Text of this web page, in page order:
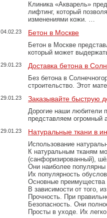
Клиника «Акварель»
лифтинг, который
изменениями кожи. …
04.02.23 Бетон в Москве
Бетон в Москве
который может
29.01.23 Доставка бетона в
Без бетона в
строительство. Этот
29.01.23 Заказывайте быструю
Дорогие наши любители
представляем огромный
29.01.23 Натуральные ткани в
Использование
К натуральным тканям
(санфоризированный),
Они наиболее популярны
Их популярность
Основные преимущества
В зависимости от того,
Прочность. При
Безопасность. Они
Просты в уходе. Их